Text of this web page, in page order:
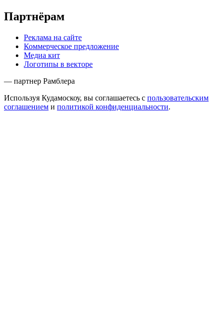
Партнёрам
Реклама на сайте
Коммерческое предложение
Медиа кит
Логотипы в векторе
— партнер Рамблера
Используя Кудамоскоу, вы соглашаетесь с пользовательским
соглашением и политикой конфиденциальности.